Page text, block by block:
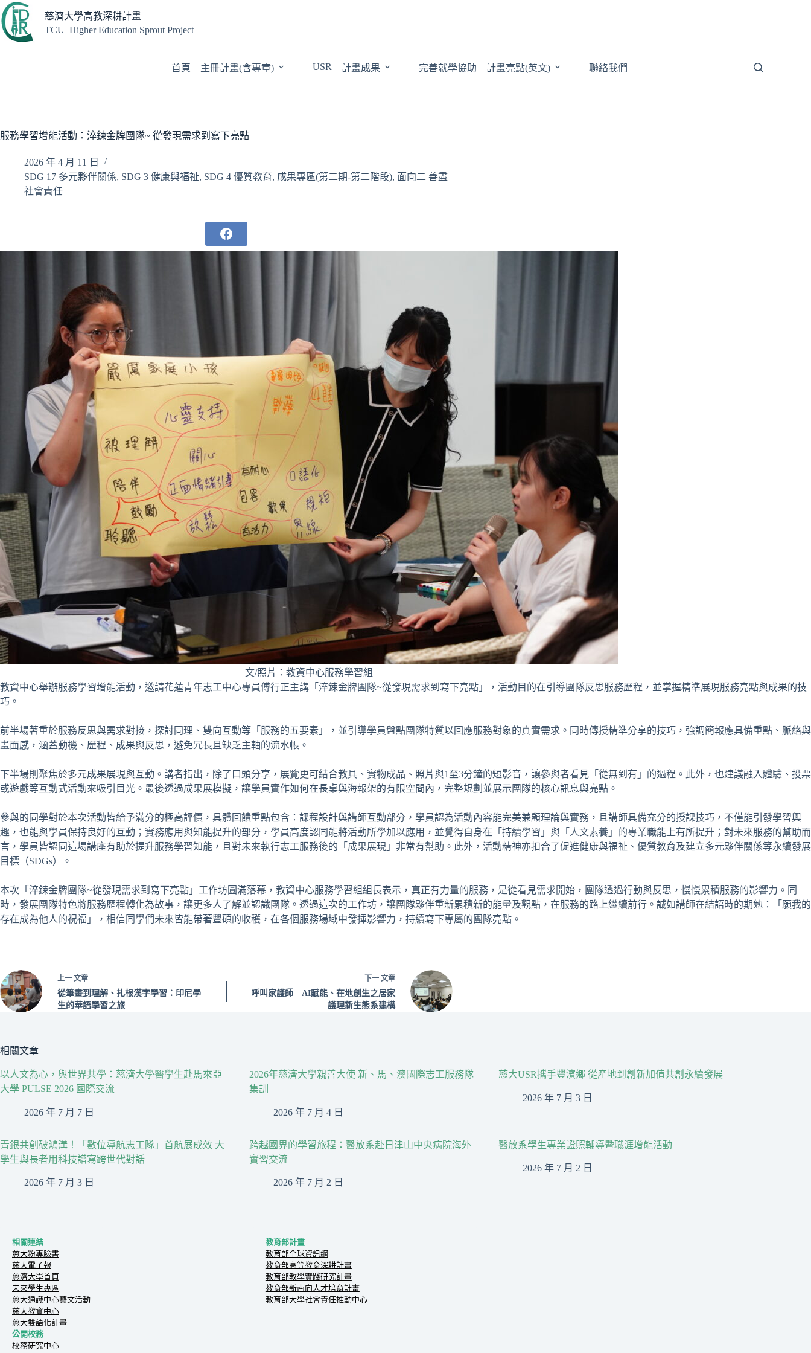
跳
至
主
慈濟大學高教深耕計畫
TCU_Higher Education Sprout Project
首頁 主冊計畫(含專章) USR 計畫成果 完善就學協助 計畫亮點(英文) 聯絡我們
服務學習增能活動：淬鍊金牌團隊~ 從發現需求到寫下亮點
2026 年 4 月 11 日
SDG 17 多元夥伴關係, SDG 3 健康與福祉, SDG 4 優質教育, 成果專區(第二期-第二階段), 面向二 善盡
社會責任
文/照片：教資中心服務學習組
教資中心舉辦服務學習增能活動，邀請花蓮青年志工中心專員傅行正主講「淬鍊金牌團隊~從發現需求到寫下亮點」，活動目的在引導團隊反思服務歷程，並掌握精準展現服務亮點與成果的技
巧。
前半場著重於服務反思與需求對接，探討同理、雙向互動等「服務的五要素」，並引導學員盤點團隊特質以回應服務對象的真實需求。同時傳授精準分享的技巧，強調簡報應具備重點、脈絡與
畫面感，涵蓋動機、歷程、成果與反思，避免冗長且缺乏主軸的流水帳。
下半場則聚焦於多元成果展現與互動。講者指出，除了口頭分享，展覽更可結合教具、實物成品、照片與1至3分鐘的短影音，讓參與者看見「從無到有」的過程。此外，也建議融入體驗、投票
或遊戲等互動式活動來吸引目光。最後透過成果展模擬，讓學員實作如何在長桌與海報架的有限空間內，完整規劃並展示團隊的核心訊息與亮點。
參與的同學對於本次活動皆給予滿分的極高評價，具體回饋重點包含：課程設計與講師互動部分，學員認為活動內容能完美兼顧理論與實務，且講師具備充分的授課技巧，不僅能引發學習興
趣，也能與學員保持良好的互動；實務應用與知能提升的部分，學員高度認同能將活動所學加以應用，並覺得自身在「持續學習」與「人文素養」的專業職能上有所提升；對未來服務的幫助而
言，學員皆認同這場講座有助於提升服務學習知能，且對未來執行志工服務後的「成果展現」非常有幫助。此外，活動精神亦扣合了促進健康與福祉、優質教育及建立多元夥伴關係等永續發展
目標（SDGs）。
本次「淬鍊金牌團隊~從發現需求到寫下亮點」工作坊圓滿落幕，教資中心服務學習組組長表示，真正有力量的服務，是從看見需求開始，團隊透過行動與反思，慢慢累積服務的影響力。同
時，發展團隊特色將服務歷程轉化為故事，讓更多人了解並認識團隊。透過這次的工作坊，讓團隊夥伴重新累積新的能量及觀點，在服務的路上繼續前行。誠如講師在結語時的期勉：「願我的
存在成為他人的祝福」，相信同學們未來皆能帶著豐碩的收穫，在各個服務場域中發揮影響力，持續寫下專屬的團隊亮點。
上一 文章
從筆畫到理解、扎根漢字學習：印尼學
生的華語學習之旅
下一 文章
呼叫家護師—AI賦能、在地創生之居家
護理新生態系建構
相關文章
以人文為心，與世界共學：慈濟大學醫學生赴馬來亞
大學 PULSE 2026 國際交流
2026 年 7 月 7 日
2026年慈濟大學親善大使 新、馬、澳國際志工服務隊
集訓
2026 年 7 月 4 日
慈大USR攜手豐濱鄉 從產地到創新加值共創永續發展
2026 年 7 月 3 日
青銀共創破鴻溝！「數位導航志工隊」首航展成效 大
學生與長者用科技譜寫跨世代對話
2026 年 7 月 3 日
跨越國界的學習旅程：醫放系赴日津山中央病院海外
實習交流
2026 年 7 月 2 日
醫放系學生專業證照輔導暨職涯增能活動
2026 年 7 月 2 日
相關連結
慈大粉專臉書
慈大電子報
慈濟大學首頁
未來學生專區
慈大通識中心藝文活動
慈大教資中心
慈大雙語化計畫
公開校務
校務研究中心
教育部計畫
教育部全球資訊網
教育部高等教育深耕計畫
教育部教學實踐研究計畫
教育部新南向人才培育計畫
教育部大學社會責任推動中心